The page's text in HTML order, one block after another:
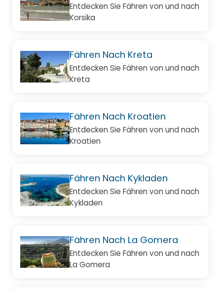
Entdecken Sie Fähren von und nach
Korsika
Fähren Nach Kreta
Entdecken Sie Fähren von und nach
Kreta
Fähren Nach Kroatien
Entdecken Sie Fähren von und nach
Kroatien
Fähren Nach Kykladen
Entdecken Sie Fähren von und nach
Kykladen
Fähren Nach La Gomera
Entdecken Sie Fähren von und nach
La Gomera